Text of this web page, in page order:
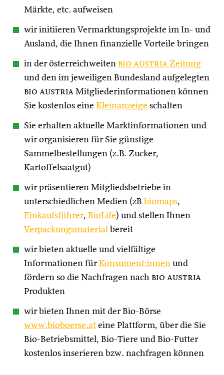
Märkte, etc. aufweisen
wir initiieren Vermarktungsprojekte im In- und
Ausland, die Ihnen finanzielle Vorteile bringen
in der österreichweiten bio austria Zeitung
und den im jeweiligen Bundesland aufgelegten
bio austria Mitgliederinformationen können
Sie kostenlos eine Kleinanzeige schalten
Sie erhalten aktuelle Marktinformationen und
wir organisieren für Sie günstige
Sammelbestellungen (z.B. Zucker,
Kartoffelsaatgut)
wir präsentieren Mitgliedsbetriebe in
unterschiedlichen Medien (zB biomaps,
Einkaufsführer, BioLife) und stellen Ihnen
Verpackungsmaterial bereit
wir bieten aktuelle und vielfältige
Informationen fürKonsument:innen und
fördern so die Nachfragen nach bio austria
Produkten
wir bieten Ihnen mit der Bio-Börse
www.bioboerse.at eine Plattform, über die Sie
Bio-Betriebsmittel, Bio-Tiere und Bio-Futter
kostenlos inserieren bzw. nachfragen können